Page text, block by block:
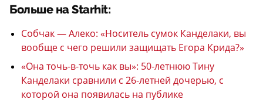
Больше на Starhit:
Собчак — Алеко: «Носитель сумок Канделаки, вы
вообще с чего решили защищать Егора Крида?»
«Она точь-в-точь как вы»: 50-летнюю Тину
Канделаки сравнили с 26-летней дочерью, с
которой она появилась на публике